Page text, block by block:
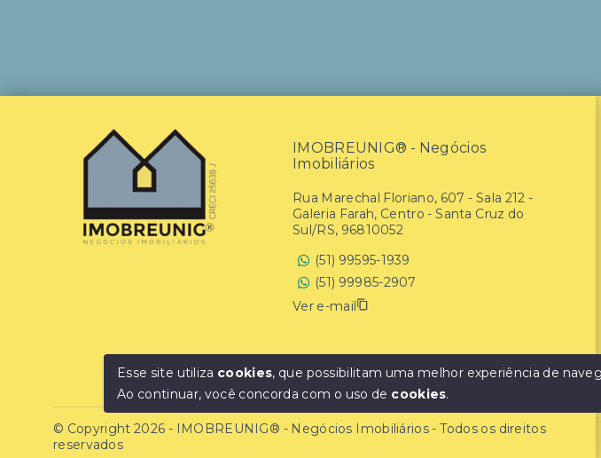
IMOBREUNIG® - Negócios
Imobiliários
Rua Marechal Floriano, 607 - Sala 212 -
Galeria Farah, Centro - Santa Cruz do
Sul/RS, 96810052
(51) 99595-1939
(51) 99985-2907
Ver e-mail
© Copyright 2026 - IMOBREUNIG® - Negócios Imobiliários - Todos os direitos
reservados
Esse site utiliza cookies, que possibilitam uma melhor experiência de
Ao continuar, você concorda com o uso de cookies.